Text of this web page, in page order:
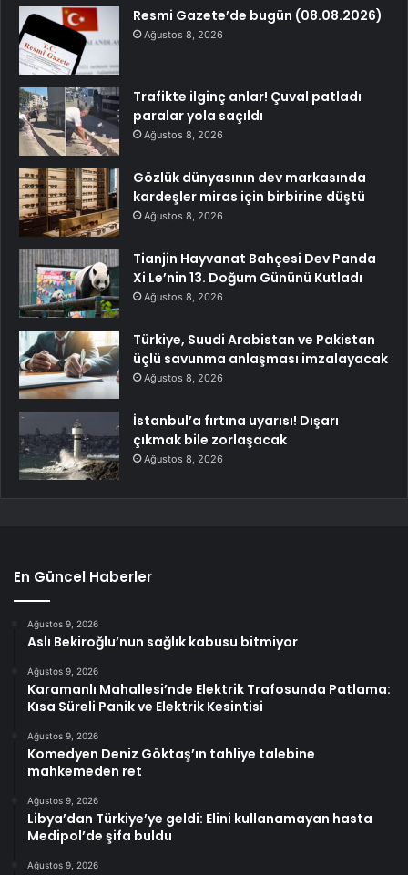
Resmi Gazete’de bugün (08.08.2026)
Ağustos 8, 2026
Trafikte ilginç anlar! Çuval patladı
paralar yola saçıldı
Ağustos 8, 2026
Gözlük dünyasının dev markasında
kardeşler miras için birbirine düştü
Ağustos 8, 2026
Tianjin Hayvanat Bahçesi Dev Panda
Xi Le’nin 13. Doğum Gününü Kutladı
Ağustos 8, 2026
Türkiye, Suudi Arabistan ve Pakistan
üçlü savunma anlaşması imzalayacak
Ağustos 8, 2026
İstanbul’a fırtına uyarısı! Dışarı
çıkmak bile zorlaşacak
Ağustos 8, 2026
En Güncel Haberler
Ağustos 9, 2026
Aslı Bekiroğlu’nun sağlık kabusu bitmiyor
Ağustos 9, 2026
Karamanlı Mahallesi’nde Elektrik Trafosunda Patlama:
Kısa Süreli Panik ve Elektrik Kesintisi
Ağustos 9, 2026
Komedyen Deniz Göktaş’ın tahliye talebine
mahkemeden ret
Ağustos 9, 2026
Libya’dan Türkiye’ye geldi: Elini kullanamayan hasta
Medipol’de şifa buldu
Ağustos 9, 2026